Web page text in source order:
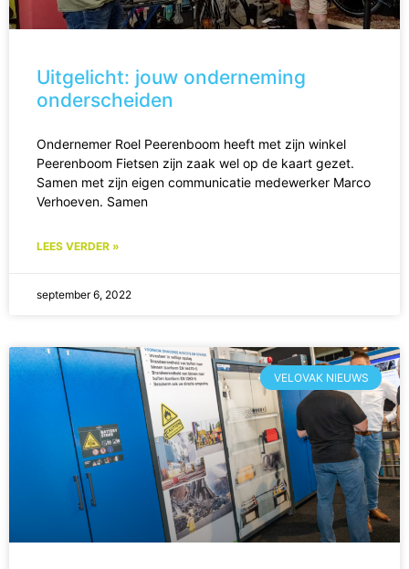
Uitgelicht: jouw onderneming
onderscheiden
Ondernemer Roel Peerenboom heeft met zijn winkel
Peerenboom Fietsen zijn zaak wel op de kaart gezet.
Samen met zijn eigen communicatie medewerker Marco
Verhoeven. Samen
LEES VERDER »
september 6, 2022
VELOVAK NIEUWS